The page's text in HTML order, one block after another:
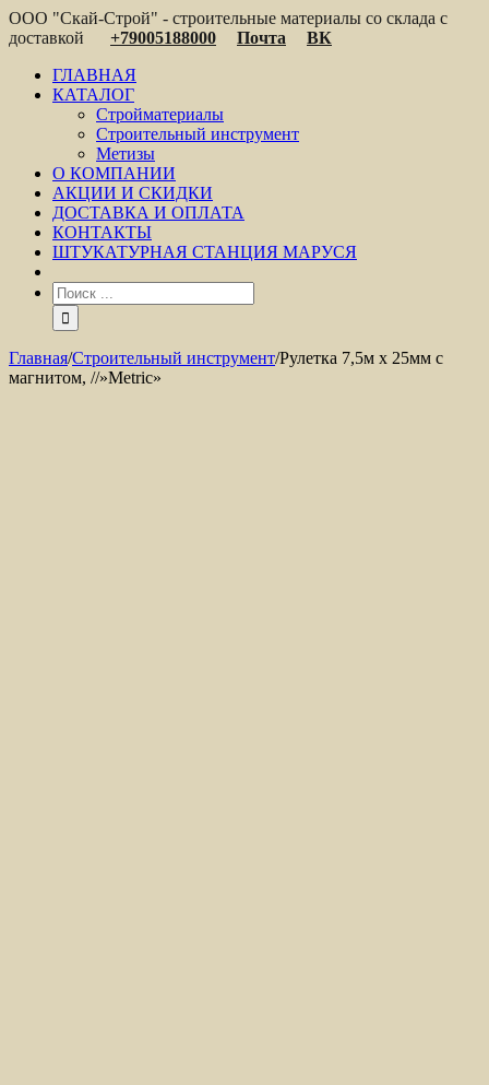
ООО "Скай-Строй" - строительные материалы со склада с
доставкой
+79005188000 Почта
ВК
ГЛАВНАЯ
КАТАЛОГ
Стройматериалы
Строительный инструмент
Метизы
О КОМПАНИИ
АКЦИИ И СКИДКИ
ДОСТАВКА И ОПЛАТА
КОНТАКТЫ
ШТУКАТУРНАЯ СТАНЦИЯ МАРУСЯ
Главная/Строительный инструмент/Рулетка 7,5м х 25мм с
магнитом, //»Metric»